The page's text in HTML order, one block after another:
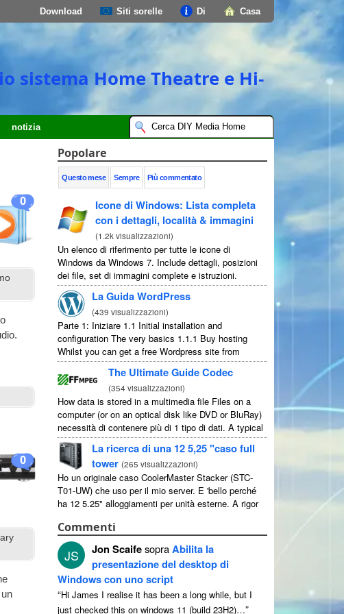
Casa
Di
Siti sorelle
Download
sistema Home Theatre e Hi-
notizia
0
0
Popolare
Questo mese Sempre Più commentato
Icone di Windows: Lista completa
con i dettagli, località & immagini
(1.2k visualizzazioni)
Un elenco di riferimento per tutte le icone di
Windows da Windows 7. Include dettagli, posizioni
dei file, set di immagini complete e istruzioni.
La Guida WordPress
(439 visualizzazioni)
Parte 1: Iniziare 1.1 Initial installation and
configuration The very basics 1.1.1 Buy hosting
Whilst you can get a free Wordpress site from
wordpress.com,you lose some control and you
have to serve their...
The Ultimate Guide Codec
(354 visualizzazioni)
How data is stored in a multimedia file Files on a
computer(or on an optical disk like DVD or BluRay)
necessità di contenere più di 1 tipo di dati.A typical
movie will include...
La ricerca di una 12 5,25 "caso full
tower (265 visualizzazioni)
Ho un originale caso CoolerMaster Stacker (STC-
T01-UW) che uso per il mio server. E 'bello perché
ha 12 5.25" alloggiamenti per unità esterne. A rigor
Commenti
JS Jon ScaifesopraAbilita la
presentazione del desktop di
Windows con uno script
“Hi James I realise it has been a long while,but I
just checked this on windows 11 (build 23H2)…”